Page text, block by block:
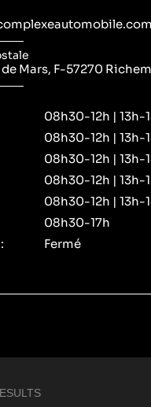
Mars, F-57270
08h30-12h | 13h-
08h30-12h | 13h-
08h30-12h | 13h-
08h30-12h | 13h-
08h30-12h | 13h-
08h30-17h
Fermé